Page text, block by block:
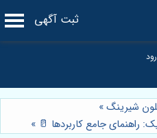
ثبت آگهی
شیرینگ»
راهنمای جامع کاربردها 🥛 »